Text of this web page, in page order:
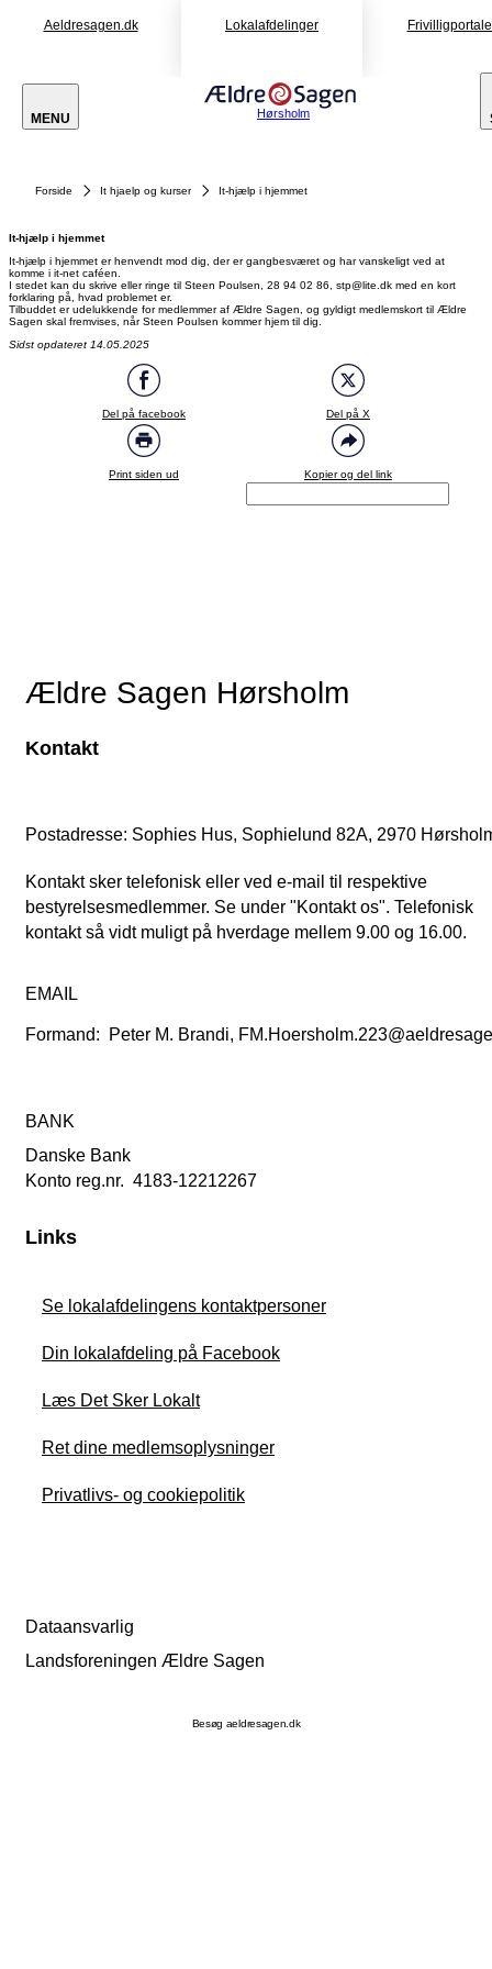
Aeldresagen.dk Lokalafdelinger
MENU Hørsholm
Forside It hjaelp og kurser It-hjælp i hjemmet
It-hjælp i hjemmet
It-hjælp i hjemmet er henvendt mod dig, der er gangbesværet og har vanskeligt ved at
komme i it-net caféen.
I stedet kan du skrive eller ringe til Steen Poulsen, 28 94 02 86, stp@lite.dk med en kort
forklaring på, hvad problemet er.
Tilbuddet er udelukkende for medlemmer af Ældre Sagen, og gyldigt medlemskort til Ældre
Sagen skal fremvises, når Steen Poulsen kommer hjem til dig.
Sidst opdateret 14.05.2025
Del på facebook Del på X
Print siden ud Kopier og del link
Ældre Sagen Hørsholm
Kontakt
Postadresse: Sophies Hus, Sophielund 82A, 2970
Kontakt sker telefonisk eller ved e-mail til respektive
bestyrelsesmedlemmer. Se under "Kontakt os". Telefonisk
kontakt så vidt muligt på hverdage mellem 9.00 og 16.00.
EMAIL
Formand: Peter M. Brandi,
BANK
Danske Bank
Konto reg.nr. 4183-12212267
Links
Se lokalafdelingens kontaktpersoner
Din lokalafdeling på Facebook
Læs Det Sker Lokalt
Ret dine medlemsoplysninger
Privatlivs- og cookiepolitik
Dataansvarlig
Landsforeningen Ældre Sagen
Besøg aeldresagen.dk